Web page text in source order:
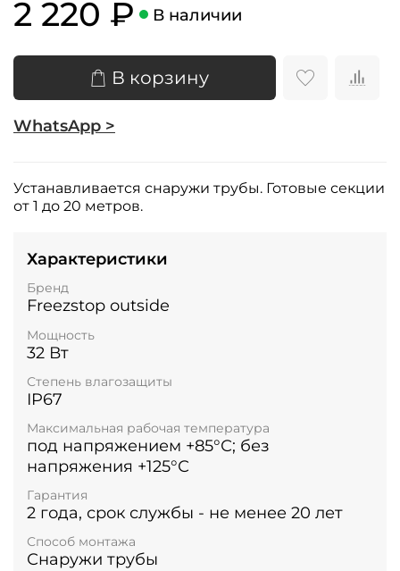
2 220 ₽ В наличии
В корзину
WhatsApp >
Устанавливается снаружи трубы. Готовые секции
от 1 до 20 метров.
Характеристики
Бренд
Freezstop outside
Мощность
32 Вт
Степень влагозащиты
IP67
Максимальная рабочая температура
под напряжением +85°С; без
напряжения +125°С
Гарантия
2 года, срок службы - не менее 20 лет
Способ монтажа
Снаружи трубы